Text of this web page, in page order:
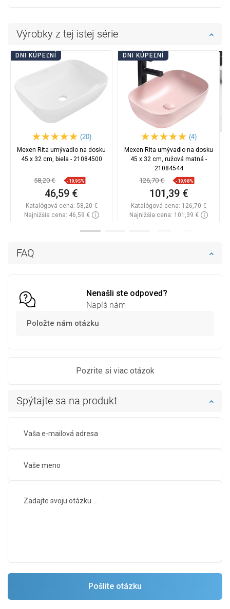
FAQ
Nenašli ste odpoveď?
Napíš nám
Položte nám otázku
Pozrite si viac otázok
Spýtajte sa na produkt
Výrobky z tej istej série
DNI KÚPEĽNÍ
(20)
Mexen Rita umývadlo na dosku
45 x 32 cm, biela - 21084500
58,20 € -19,95%
46,59 €
Katalógová cena: 58,20 €
Najnižšia cena: 46,59 €
DNI KÚPEĽNÍ
(4)
Mexen Rita umývadlo na dosku
45 x 32 cm, ružová matná -
21084544
126,70 € -19,98%
101,39 €
Katalógová cena: 126,70 €
Najnižšia cena: 101,39 €